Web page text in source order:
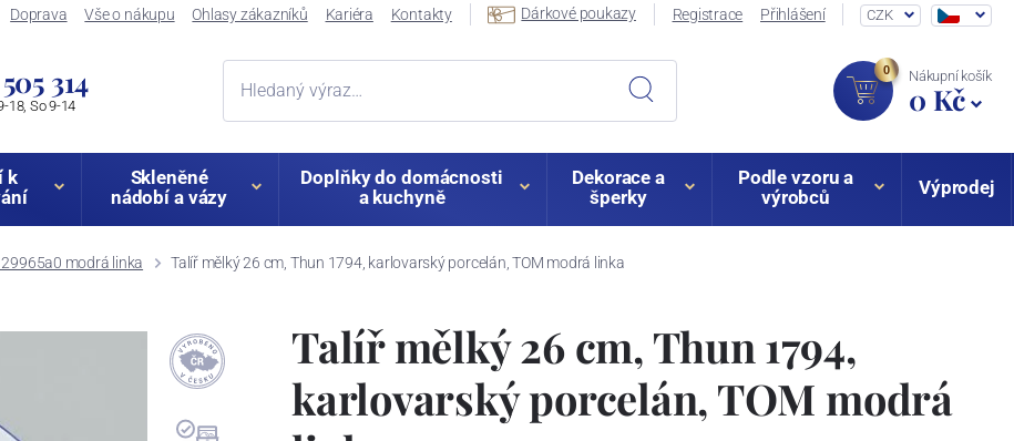
Doprava Vše o nákupu Ohlasy zákazníků Kariéra Kontakty Dárkové poukazy Registrace Přihlášení CZK
314
18, So 9-14
0 Nákupní košík
0 Kč
k
Skleněné
nádobí a vázy
Doplňky do domácnosti
a kuchyně
Dekorace a
šperky
Podle vzoru a
výrobců
Výprodej
29965a0 modrá linka Talíř mělký 26 cm, Thun 1794, karlovarský porcelán, TOM modrá linka
Talíř mělký 26 cm, Thun 1794,
karlovarský porcelán, TOM modrá